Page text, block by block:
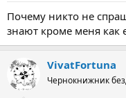
Почему никто не
знают кроме меня как
VivatFortuna
Чернокнижник